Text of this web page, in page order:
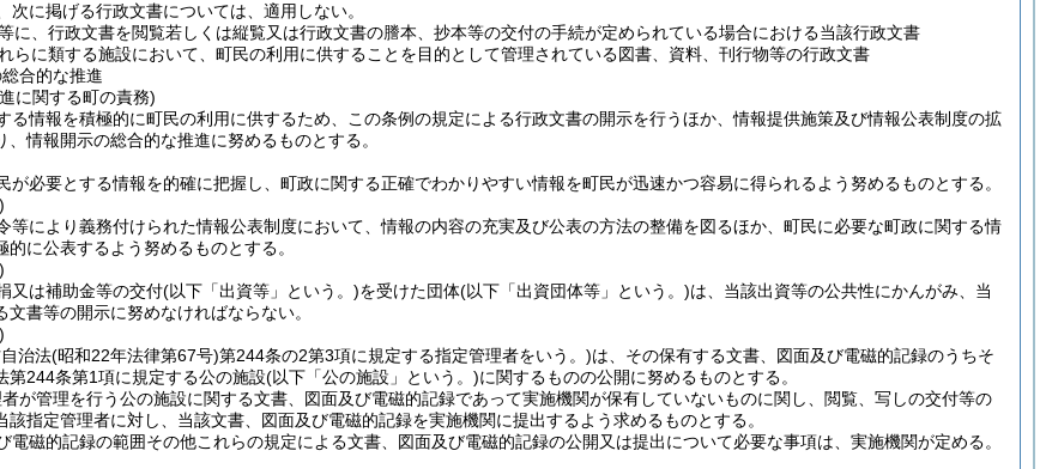
次に掲げる行政文書については、適用しない。
に、行政文書を閲覧若しくは縦覧又は行政文書の謄本、抄本等の交付の手続が定められている場合における当該行政文書
らに類する施設において、町民の利用に供することを目的として管理されている図書、資料、刊行物等の行政文書
合的な推進
に関する町の責務)
る情報を積極的に町民の利用に供するため、この条例の規定による行政文書の開示を行うほか、情報提供施策及び情報公表制度の拡
、情報開示の総合的な推進に努めるものとする。
が必要とする情報を的確に把握し、町政に関する正確でわかりやすい情報を町民が迅速かつ容易に得られるよう努めるものとする。
等により義務付けられた情報公表制度において、情報の内容の充実及び公表の方法の整備を図るほか、町民に必要な町政に関する情
に公表するよう努めるものとする。
又は補助金等の交付(以下「出資等」という。)を受けた団体(以下「出資団体等」という。)は、当該出資等の公共性にかんがみ、当
書等の開示に努めなければならない。
治法(昭和22年法律第67号)第244条の2第3項に規定する指定管理者をいう。)は、その保有する文書、図面及び電磁的記録のうちそ
第244条第1項に規定する公の施設(以下「公の施設」という。)に関するものの公開に努めるものとする。
が管理を行う公の施設に関する文書、図面及び電磁的記録であって実施機関が保有していないものに関し、閲覧、写しの交付等の
該指定管理者に対し、当該文書、図面及び電磁的記録を実施機関に提出するよう求めるものとする。
電磁的記録の範囲その他これらの規定による文書、図面及び電磁的記録の公開又は提出について必要な事項は、実施機関が定める。